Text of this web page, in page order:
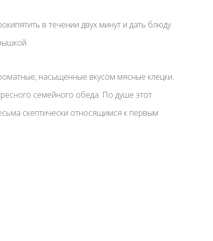
в течении двух минут и дать блюду
насыщенные вкусом мясные клецки.
семейного обеда. По душе этот
скептически относящимся к первым